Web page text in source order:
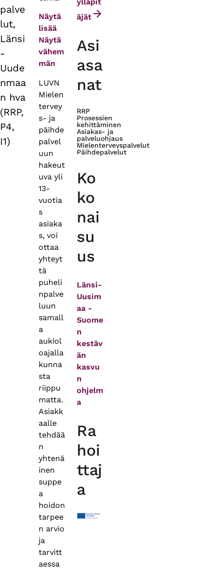
palve
lut,
Länsi
-
Uude
nmaa
n hva
(RRP,
P4,
I1)
Näytä
lisää
Näytä
vähem
män
LUVN
Mielen
tervey
s- ja
päihde
palvel
uun
hakeut
uva yli
13-
vuotia
s
asiaka
s, voi
ottaa
yhteyt
tä
puheli
npalve
luun
samall
a
aukiol
oajalla
kunna
sta
riippu
matta.
Asiakk
aalle
tehdää
n
yhtenä
inen
suppe
a
hoidon
tarpee
n arvio
ja
tarvitt
aessa
äjät
Asi
asa
nat
RRP
Prosessien
kehittäminen
Asiakas- ja
palveluohjaus
Mielenterveyspalvelut
Päihdepalvelut
Ko
ko
nai
su
us
Länsi-
Uusim
aa -
Suome
n
kestäv
än
kasvu
n
ohjelm
a
Ra
hoi
ttaj
a